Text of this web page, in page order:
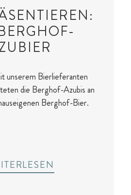
unserem Bierlieferanten
die Berghof-Azubis an
Berghof-Bier.